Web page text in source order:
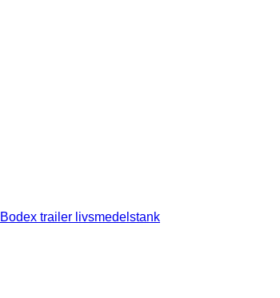
Bodex trailer livsmedelstank